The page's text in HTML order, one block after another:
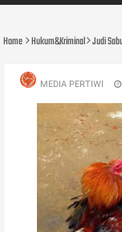
Home Hukum&Kriminal Judi
MEDIA PERTIWI